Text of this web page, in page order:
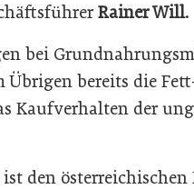
Rainer Will.
bei
bereits die
Kaufverhalten der
den